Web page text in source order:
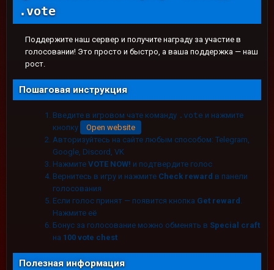
.vote
Поддержите наш сервер и получите награду за участие в
голосовании! Это просто и быстро, а ваша поддержка — наш
рост.
Пошаговая инструкция
Введите в игровом чате команду .vote и нажмите
кнопку
Open website
Авторизуйтесь на сайте любым способом: Telegram,
Google, Discord, VK
Нажмите VOTE NOW! и подтвердите голос
Вернитесь в игру и нажмите Check reward в панели
голосования
Если голос принят — появится кнопка Get reward .
Нажмите её
Бонус за голосование можно обменять в Special craft
на 100 vote chest
Полезная информация